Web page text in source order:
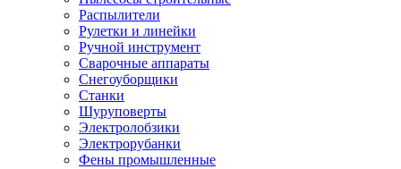
Распылители
Рулетки и линейки
Ручной инструмент
Сварочные аппараты
Снегоуборщики
Станки
Шуруповерты
Электролобзики
Электрорубанки
Фены промышленные